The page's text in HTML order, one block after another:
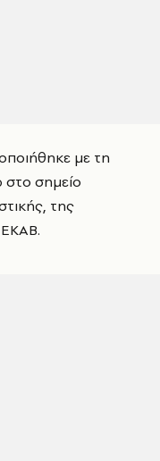
με τη
σημείο
της